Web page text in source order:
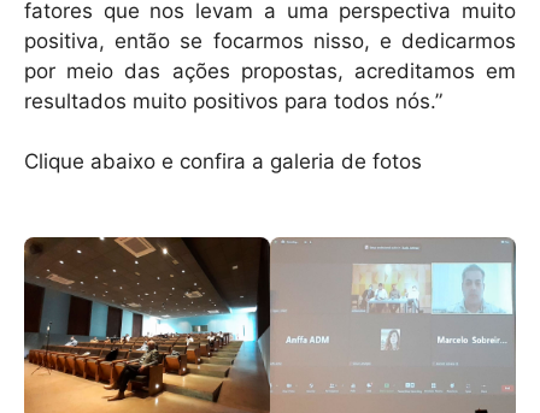
fatores que nos levam a uma perspectiva muito
positiva, então se focarmos nisso, e dedicarmos
por meio das ações propostas, acreditamos em
resultados muito positivos para todos nós.”
Clique abaixo e confira a galeria de fotos